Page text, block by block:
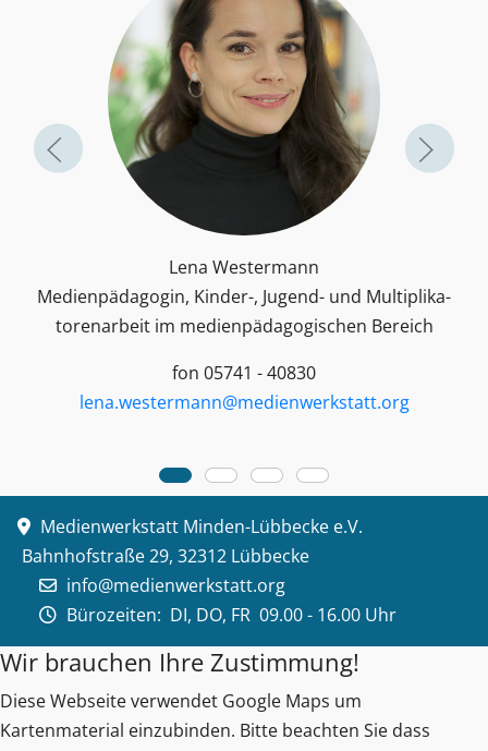
Lena Westermann
Medienpädagogin, Kinder-, Jugend- und Multiplika­
toren­arbeit im medienpädagogischen Bereich
fon 05741 - 40830
lena.westermann@medienwerkstatt.org
Medienwerkstatt Minden-Lübbecke e.V.
Bahnhofstraße 29, 32312 Lübbecke
info@medienwerkstatt.org
Bürozeiten: DI, DO, FR 09.00 - 16.00 Uhr
Wir brauchen Ihre Zustimmung!
Diese Webseite verwendet Google Maps um
Kartenmaterial einzubinden. Bitte beachten Sie dass